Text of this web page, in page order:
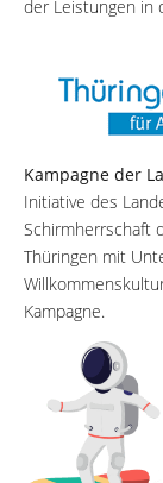
der Leistungen in
Kampagne der
Initiative des
Schirmherrschaft
Thüringen mit
Kampagne.